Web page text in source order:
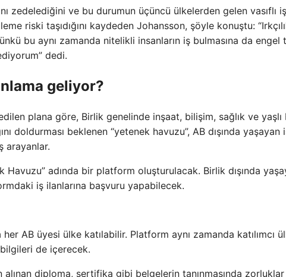
zedelediğini ve bu durumun üçüncü ülkelerden gelen vasıflı
riski taşıdığını kaydeden Johansson, şöyle konuştu:
bu aynı zamanda nitelikli insanların iş bulmasına da engel
dedi.
geliyor?
plana göre, Birlik genelinde inşaat, bilişim, sağlık ve yaşlı
doldurması beklenen “yetenek havuzu”, AB dışında
arayanlar.
Havuzu” adında bir platform oluşturulacak. Birlik dışında
iş ilanlarına başvuru yapabilecek.
AB üyesi ülke katılabilir. Platform aynı zamanda katılımcı
de içerecek.
alınan diploma, sertifika gibi belgelerin tanınmasında zorluklar